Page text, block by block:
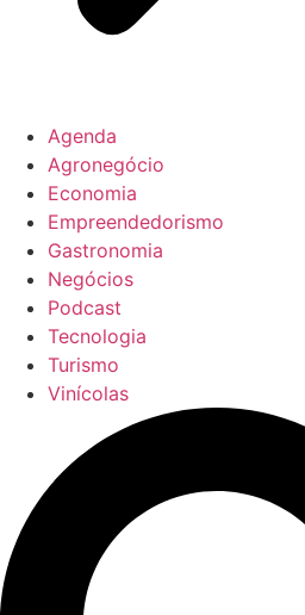
Agenda
Agronegócio
Economia
Empreendedorismo
Gastronomia
Negócios
Podcast
Tecnologia
Turismo
Vinícolas